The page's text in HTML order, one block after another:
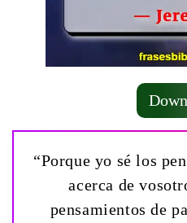
“Porque yo sé los
acerca de
pensamientos de